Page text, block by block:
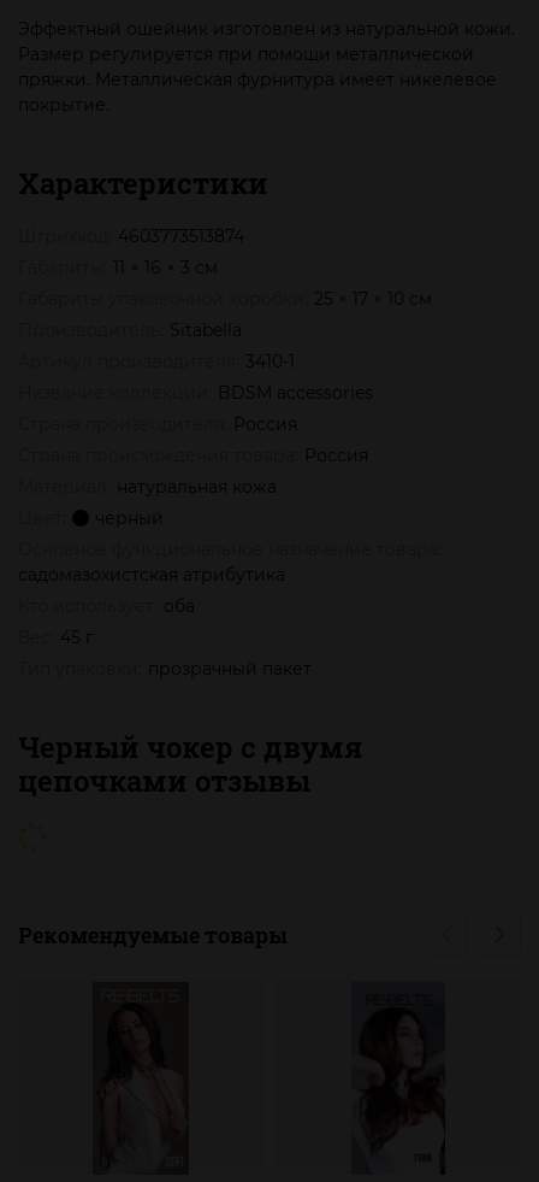
Эффектный ошейник изготовлен из натуральной кожи.
Размер регулируется при помощи металлической
пряжки. Металлическая фурнитура имеет никелевое
покрытие.
Характеристики
4603773513874
11 × 16 × 3 см
25 × 17 × 10 см
Sitabella
3410-1
BDSM accessories
Россия
Россия
натуральная кожа
черный
садомазохистская атрибутика
оба
45 г
прозрачный пакет
Черный чокер с двумя
цепочками отзывы
Рекомендуемые товары